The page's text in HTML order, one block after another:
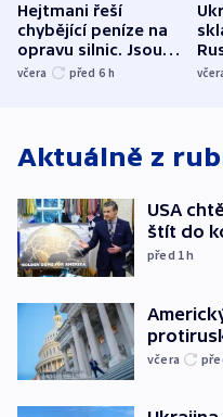
Hejtmani řeší
chybějící peníze na
opravu silnic. Jsou
nenárokové, namítá
včera před 6 h
Aktuálně z
USA
štít do
před 1h
včera